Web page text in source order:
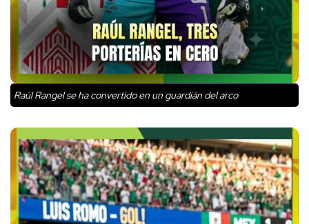
Raúl Rangel se ha convertido en un guardián del arco